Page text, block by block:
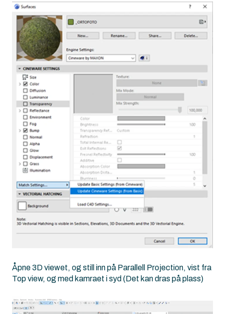
Åpne 3D viewet, og still inn på Parallell Projection, vist fra
Top view, og med kamraet i syd (Det kan dras på plass)